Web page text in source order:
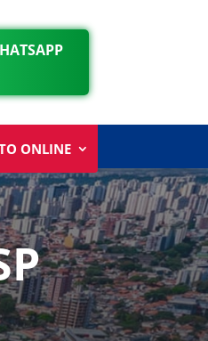
ONLINE